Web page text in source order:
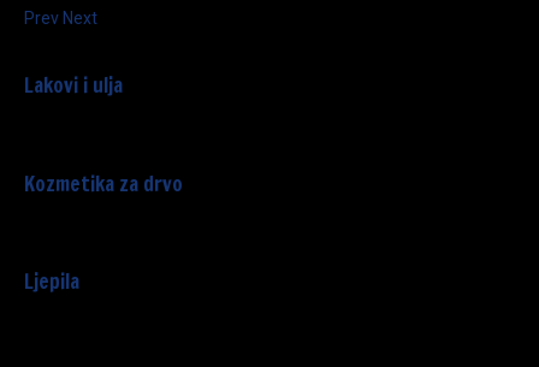
PrevNext
Lakovi i ulja
Kozmetika za drvo
Ljepila